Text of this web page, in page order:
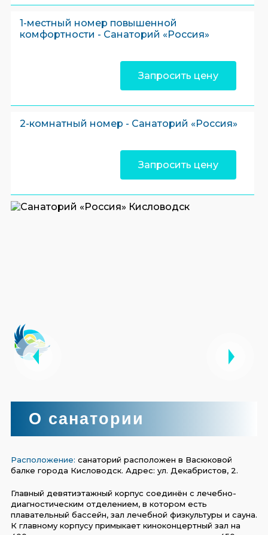
1-местный номер повышенной
комфортности - Санаторий «Россия»
Запросить цену
2-комнатный номер - Санаторий «Россия»
Запросить цену
О санатории
Расположение: санаторий расположен в Васюковой
балке города Кисловодск. Адрес: ул. Декабристов, 2.
Главный девятиэтажный корпус соединён с лечебно-
диагностическим отделением, в котором есть
плавательный бассейн, зал лечебной физкультуры и сауна.
К главному корпусу примыкает киноконцертный зал на